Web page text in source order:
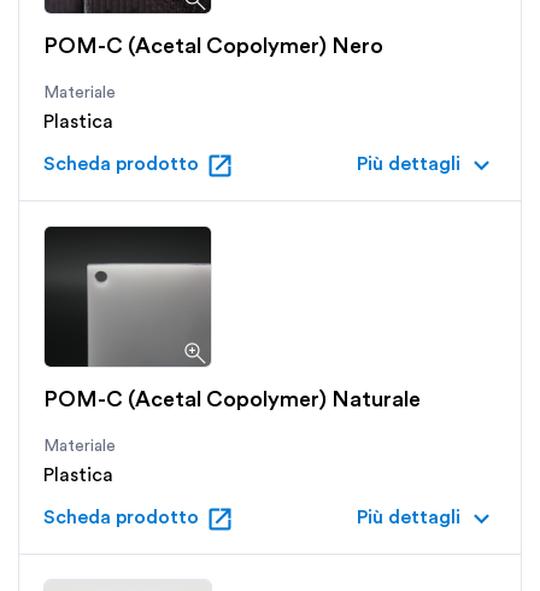
POM-C (Acetal Copolymer) Nero
Materiale
Plastica
Scheda prodotto open_in_new Più dettagli keyboard_arrow_down
POM-C (Acetal Copolymer) Naturale
Materiale
Plastica
Scheda prodotto open_in_new Più dettagli keyboard_arrow_down